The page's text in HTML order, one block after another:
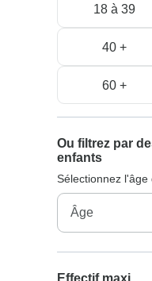
18 à 39
40 +
60 +
Ou filtrez par
enfants
Sélectionnez
Effectif maxi